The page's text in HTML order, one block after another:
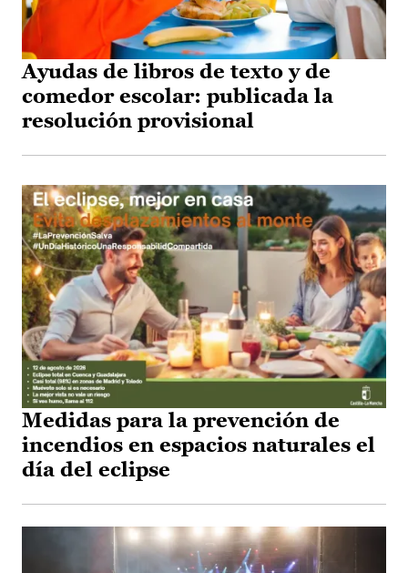
Ayudas de libros de texto y de
comedor escolar: publicada la
resolución provisional
Medidas para la prevención de
incendios en espacios naturales el
día del eclipse